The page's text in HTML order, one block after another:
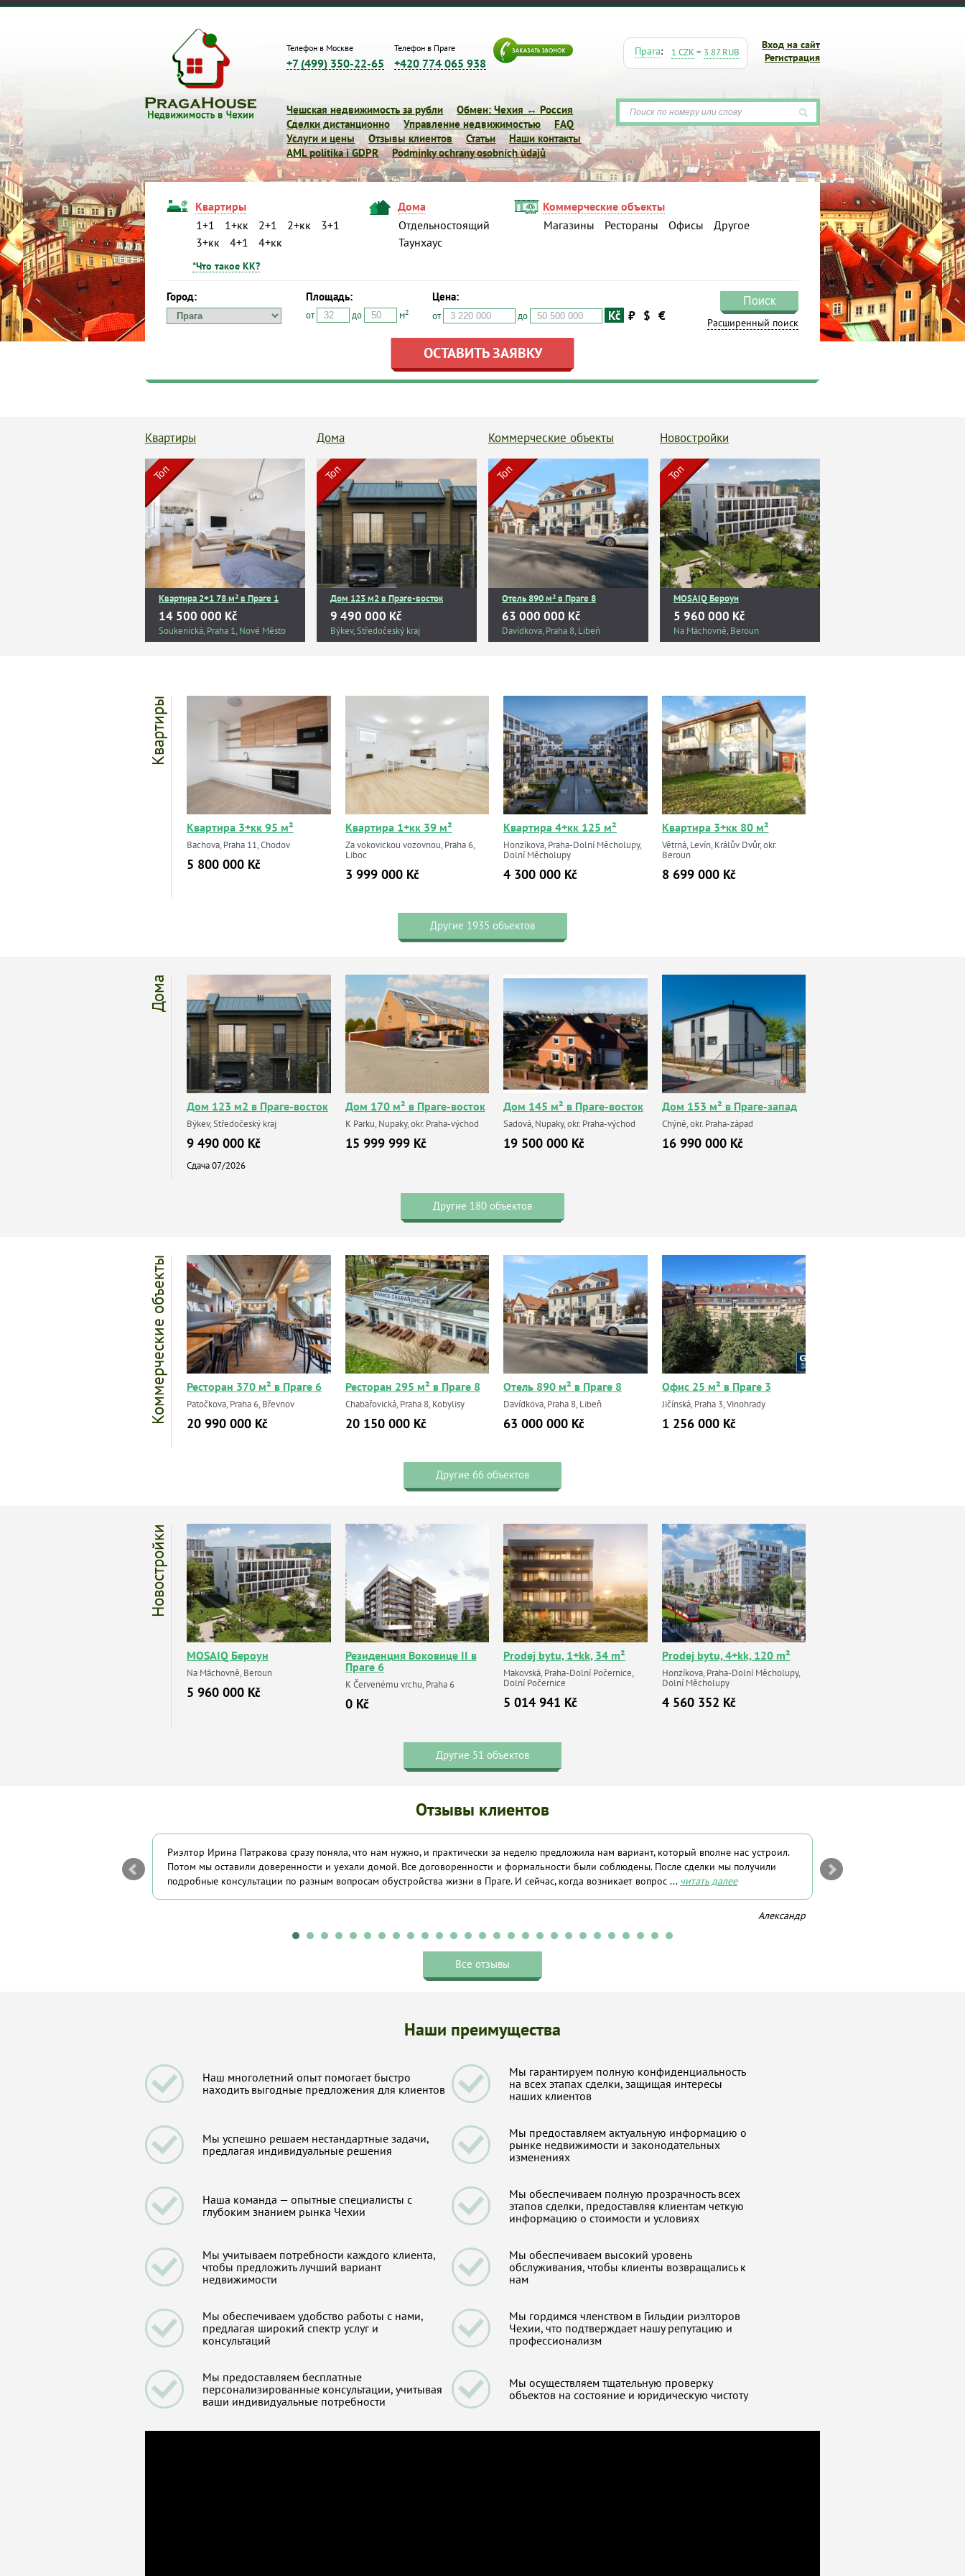
Телефон в Москве
+7 (499) 350-22-65
Телефон в Праге
+420 774 065 938
Вход на сайт
Регистрация
Прага: 1 CZK= 3.87 RUB
Чешская недвижимость за рубли
Обмен: Чехия ↔ Россия
Сделки дистанционно
Управление недвижимостью
FAQ
Услуги и цены
Отзывы клиентов Статьи
Наши контакты
AML politika i GDPR
Podmínky ochrany osobních údajů
Квартиры
1+1
1+кк 2+1 2+кк
3+1
3+кк
4+1 4+кк
*Что такое КК?
Дома
Отдельностоящий
Таунхаус
Коммерческие объекты
Магазины
Рестораны Офисы Другое
Город: Площадь:
от до м2
Цена:
от до Kč ₽ $ €
Поиск
Расширенный поиск
ОСТАВИТЬ ЗАЯВКУ
Квартиры
Топ
Квартира 2+1 78 м² в Праге 1
14 500 000 Kč
Soukenická, Praha 1, Nové Město
Дома
Топ
Дом 123 м2 в Праге-восток
9 490 000 Kč
Býkev, Středočeský kraj
Коммерческие объекты
Топ
Отель 890 м² в Праге 8
63 000 000 Kč
Davídkova, Praha 8, Libeň
Новостройки
Топ
MOSAIQ Бероун
5 960 000 Kč
Na Máchovně, Beroun
Квартиры
Квартира 3+кк 95 м²
Bachova, Praha 11, Chodov
5 800 000 Kč
Квартира 1+кк 39 м²
Za vokovickou vozovnou, Praha 6,
Liboc
3 999 000 Kč
Квартира 4+кк 125 м²
Honzíkova, Praha-Dolní Měcholupy,
Dolní Měcholupy
4 300 000 Kč
Квартира 3+кк 80 м²
Větrná, Levín, Králův Dvůr, okr.
Beroun
8 699 000 Kč
Другие 1935 объектов
Дома
Дом 123 м2 в Праге-восток
Býkev, Středočeský kraj
9 490 000 Kč
Сдача 07/2026
Дом 170 м² в Праге-восток
K Parku, Nupaky, okr. Praha-východ
15 999 999 Kč
Дом 145 м² в Праге-восток
Sadová, Nupaky, okr. Praha-východ
19 500 000 Kč
Дом 153 м² в Праге-запад
Chýně, okr. Praha-západ
16 990 000 Kč
Другие 180 объектов
Коммерческие объекты Ресторан 370 м² в Праге 6
Patočkova, Praha 6, Břevnov
20 990 000 Kč
Ресторан 295 м² в Праге 8
Chabařovická, Praha 8, Kobylisy
20 150 000 Kč
Отель 890 м² в Праге 8
Davídkova, Praha 8, Libeň
63 000 000 Kč
Офис 25 м² в Праге 3
Jičínská, Praha 3, Vinohrady
1 256 000 Kč
Другие 66 объектов
Новостройки
MOSAIQ Бероун
Na Máchovně, Beroun
5 960 000 Kč
Резиденция Воковице II в
Праге 6
K Červenému vrchu, Praha 6
0 Kč
Prodej bytu, 1+kk, 34 m²
Makovská, Praha-Dolní Počernice,
Dolní Počernice
5 014 941 Kč
Prodej bytu, 4+kk, 120 m²
Honzíkova, Praha-Dolní Měcholupy,
Dolní Měcholupy
4 560 352 Kč
Другие 51 объектов
Отзывы клиентов
с Ириной в 2012
Риэлтор Ирина Патракова сразу поняла, что нам нужно, и практически за неделю предложила нам вариант, который вполне нас устроил.
Потом мы оставили доверенности и уехали домой. Все договоренности и формальности были соблюдены. После сделки мы получили
подробные консультации по разным вопросам обустройства жизни в Праге. И сейчас, когда возникает вопрос ... читать далее
Александр
Когда покупаешь
работаешь не с агентством,
Все отзывы
Наши преимущества
Наш многолетний опыт помогает быстро
находить выгодные предложения для клиентов
Мы гарантируем полную конфиденциальность
на всех этапах сделки, защищая интересы
наших клиентов
Мы успешно решаем нестандартные задачи,
предлагая индивидуальные решения
Мы предоставляем актуальную информацию о
рынке недвижимости и законодательных
изменениях
Наша команда — опытные специалисты с
глубоким знанием рынка Чехии
Мы обеспечиваем полную прозрачность всех
этапов сделки, предоставляя клиентам четкую
информацию о стоимости и условиях
Мы учитываем потребности каждого клиента,
чтобы предложить лучший вариант
недвижимости
Мы обеспечиваем высокий уровень
обслуживания, чтобы клиенты возвращались к
нам
Мы обеспечиваем удобство работы с нами,
предлагая широкий спектр услуг и
консультаций
Мы гордимся членством в Гильдии риэлторов
Чехии, что подтверждает нашу репутацию и
профессионализм
Мы предоставляем бесплатные
персонализированные консультации, учитывая
ваши индивидуальные потребности
Мы осуществляем тщательную проверку
объектов на состояние и юридическую чистоту